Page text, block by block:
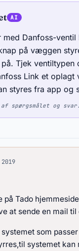
Danfoss-
på væggen
Tjek
Link et
styres fra app og
spørgsmålet og svar.
på Tado
at sende en mail til
som
systemet